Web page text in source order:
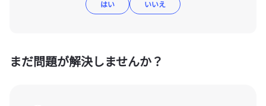
はい いいえ
まだ問題が解決しませんか？